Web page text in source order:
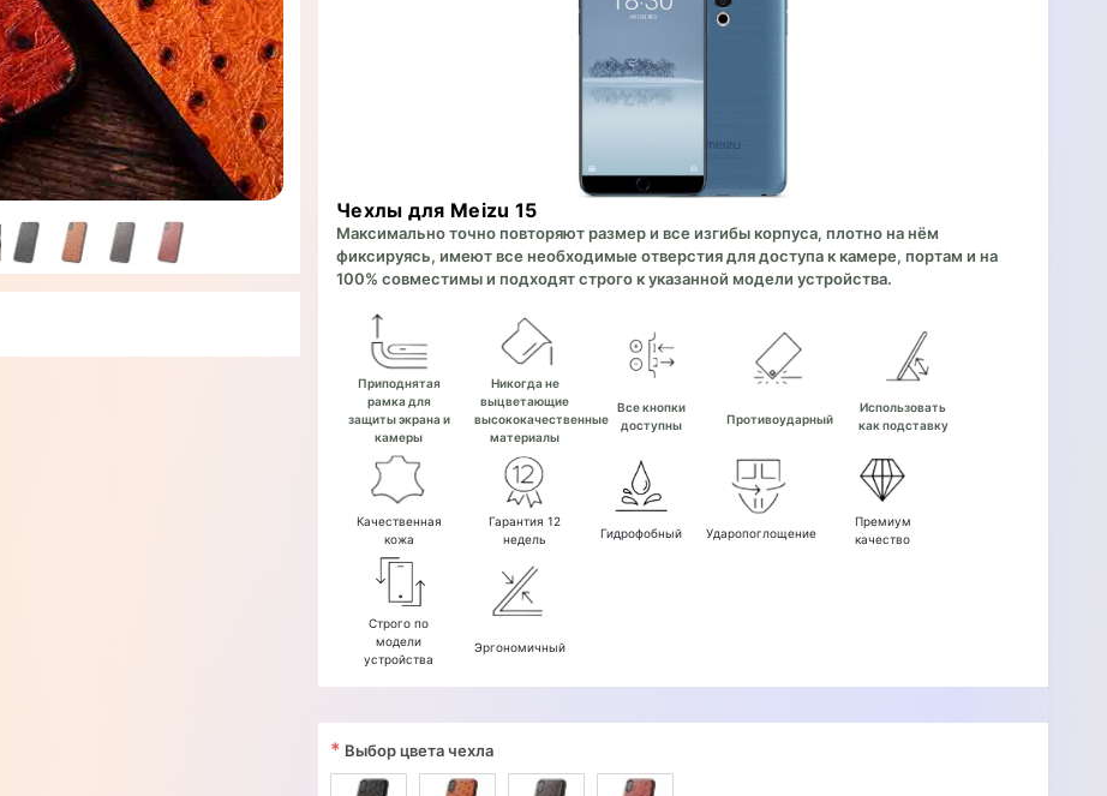
Чехлы для Meizu 15
Максимально точно повторяют размер и все изгибы корпуса, плотно на нём
фиксируясь, имеют все необходимые отверстия для доступа к камере, портам и на
100% совместимы и подходят строго к указанной модели устройства.
Приподнятая
рамка для
защиты экрана и
камеры
Никогда не
выцветающие
высококачественные
материалы
Все кнопки
доступны
Противоударный
Использовать
как подставку
Качественная
кожа
Гарантия 12
недель
Гидрофобный Ударопоглощение
Премиум
качество
Строго по
модели
устройства
Эргономичный
* Выбор цвета чехла